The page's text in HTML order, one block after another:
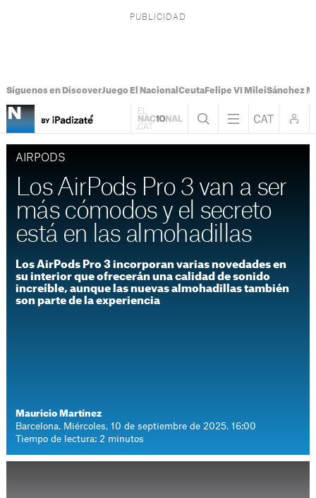
Síguenos en DiscoverJuego El Nacional CeutaFelipe VI MileiSánchez
AIRPODS
Los AirPods Pro 3 van a ser
más cómodos y el secreto
está en las almohadillas
Los AirPods Pro 3 incorporan varias novedades en
su interior que ofrecerán una calidad de sonido
increíble, aunque las nuevas almohadillas también
son parte de la experiencia
Mauricio Martínez
Barcelona. Miércoles, 10 de septiembre de 2025. 16:00
Tiempo de lectura: 2 minutos